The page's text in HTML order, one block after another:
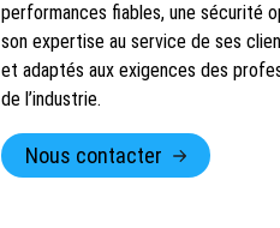
performances fiables, une sécurité
son expertise au service de ses
et adaptés aux exigences des
de l’industrie.
Nous contacter